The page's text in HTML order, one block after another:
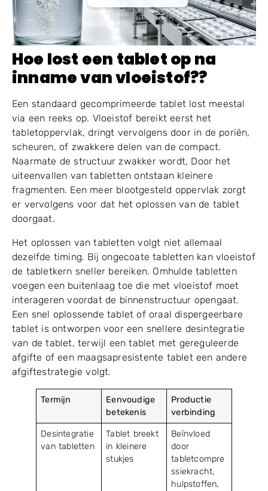
Hoe lost een tablet op na
inname van vloeistof??
Een standaard gecomprimeerde tablet lost meestal
via een reeks op. Vloeistof bereikt eerst het
tabletoppervlak, dringt vervolgens door in de poriën,
scheuren, of zwakkere delen van de compact.
Naarmate de structuur zwakker wordt, Door het
uiteenvallen van tabletten ontstaan ​​kleinere
fragmenten. Een meer blootgesteld oppervlak zorgt
er vervolgens voor dat het oplossen van de tablet
doorgaat.
Het oplossen van tabletten volgt niet allemaal
dezelfde timing. Bij ongecoate tabletten kan vloeistof
de tabletkern sneller bereiken. Omhulde tabletten
voegen een buitenlaag toe die met vloeistof moet
interageren voordat de binnenstructuur opengaat.
Een snel oplossende tablet of oraal dispergeerbare
tablet is ontworpen voor een snellere desintegratie
van de tablet, terwijl een tablet met gereguleerde
afgifte of een maagsapresistente tablet een andere
afgiftestrategie volgt.
Termijn
Eenvoudige
betekenis
Productie
verbinding
Desintegratie
van tabletten
Tablet breekt
in kleinere
stukjes
Beïnvloed
door
tabletcompre
ssiekracht,
hulpstoffen,